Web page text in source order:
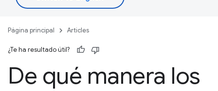
Página principal Articles
¿Te ha resultado útil?
De qué manera los